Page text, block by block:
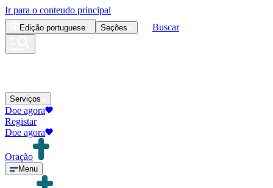
Ir para o conteudo principal
Edição portuguese Seções Buscar
Serviços
Doe agora
Registar
Doe agora
Oração
Menu